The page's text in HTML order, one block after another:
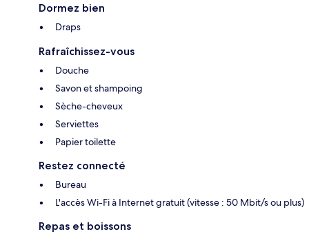
Dormez bien
Draps
Rafraîchissez-vous
Douche
Savon et shampoing
Sèche-cheveux
Serviettes
Papier toilette
Restez connecté
Bureau
L'accès Wi-Fi à Internet gratuit (vitesse : 50 Mbit/s ou plus)
Repas et boissons